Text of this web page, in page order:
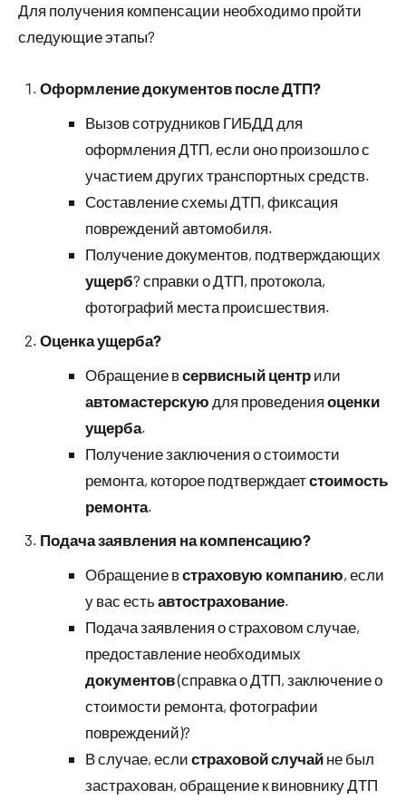
Для получения компенсации необходимо пройти
следующие этапы?
Оформление документов после ДТП?
Вызов сотрудников ГИБДД для
оформления ДТП, если оно произошло с
участием других транспортных средств.
Составление схемы ДТП, фиксация
повреждений автомобиля.
Получение документов, подтверждающих
ущерб? справки о ДТП, протокола,
фотографий места происшествия.
Оценка ущерба?
Обращение всервисный центрили
автомастерскую для проведения оценки
ущерба.
Получение заключения о стоимости
ремонта, которое подтверждаетстоимость
ремонта.
Подача заявления на компенсацию?
Обращение встраховую компанию, если
у вас естьавтострахование.
Подача заявления о страховом случае,
предоставление необходимых
документов(справка о ДТП, заключение о
стоимости ремонта, фотографии
повреждений)?
В случае, если страховой случайне был
застрахован, обращение к виновнику ДТП